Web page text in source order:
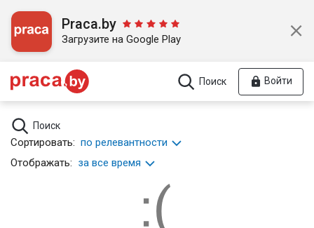
Praca.by
Загрузите на Google Play
Поиск Войти
Поиск
Сортировать: по релевантности
Отображать: за все время